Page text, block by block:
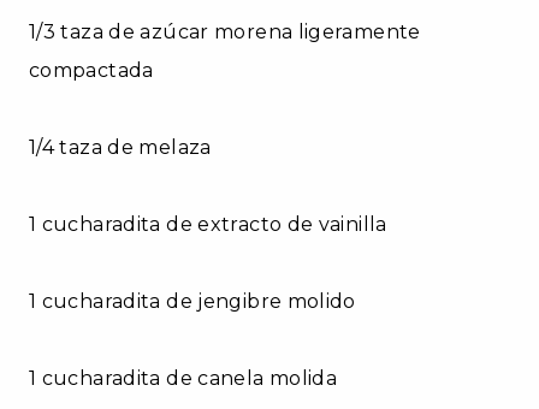
1/3 taza de azúcar morena ligeramente
compactada
1/4 taza de melaza
1 cucharadita de extracto de vainilla
1 cucharadita de jengibre molido
1 cucharadita de canela molida